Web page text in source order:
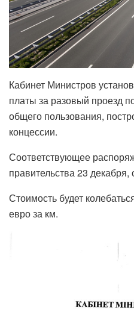
Кабинет Министров
платы за разовый проезд
общего пользования,
концессии.
Соответствующее
правительства 23
Стоимость будет
евро за км.